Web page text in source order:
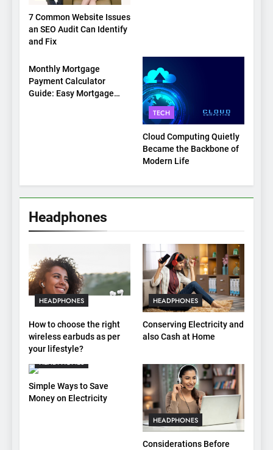
7 Common Website Issues
an SEO Audit Can Identify
and Fix
TECH
Monthly Mortgage
Payment Calculator
Guide: Easy Mortgage
TECH
Cloud Computing Quietly
Became the Backbone of
Modern Life
Headphones
HEADPHONES
How to choose the right
wireless earbuds as per
your lifestyle?
HEADPHONES
Conserving Electricity and
also Cash at Home
HEADPHONES
Simple Ways to Save
Money on Electricity
HEADPHONES
Considerations Before